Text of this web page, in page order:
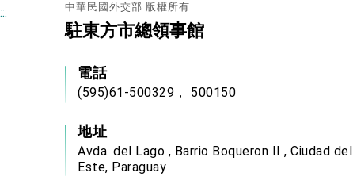
::: 中華民國外交部 版權所有
駐東方市總領事館
電話
(595)61-500329， 500150
地址
Avda. del Lago , Barrio Boqueron II , Ciudad del
Este, Paraguay